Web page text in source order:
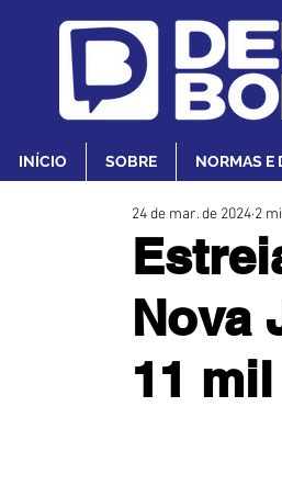
INÍCIO SOBRE NORMAS E
Nova
11
24 de mar. de 2024 2